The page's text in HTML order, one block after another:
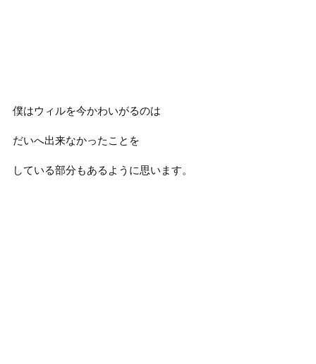
僕はウィルを今かわいがるのは
だいへ出来なかったことを
している部分もあるように思います。